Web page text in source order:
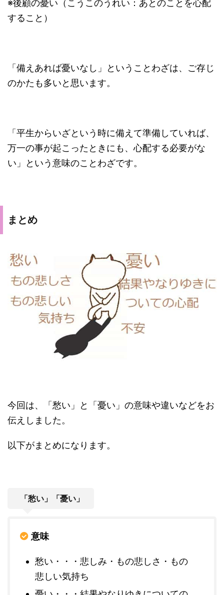
※後顧の憂い（こうこのうれい：あとのことを心配
すること）
「備えあれば憂いなし」ということわざは、ご存じ
のかたも多いと思います。
「平生からいざという時に備えて準備していれば、
万一の事が起こったときにも、心配する必要がな
い」という意味のことわざです。
まとめ
今回は、「愁い」と「憂い」の意味や違いなどをお
伝えしました。
以下がまとめになります。
「愁い」「憂い」
意味
愁い・・・悲しみ・もの悲しさ・もの
悲しい気持ち